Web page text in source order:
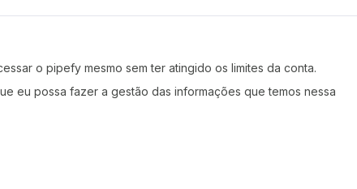
o pipefy mesmo sem ter atingido os limites da conta.
eu possa fazer a gestão das informações que temos nessa